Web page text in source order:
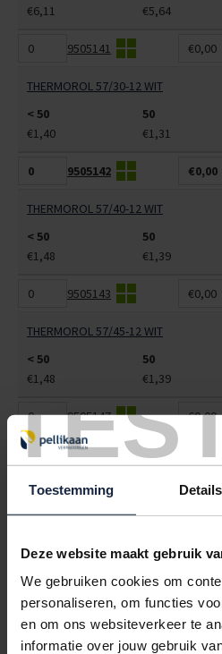
Toestemming Details
Deze website maakt gebruik
We gebruiken cookies om
personaliseren, om functies
en om ons websiteverkeer te
informatie over jouw gebruik
€6,11
€5,64
9505141 €0,00
THERMOROL 57/30-12 WIT
< 50
50
€1,40
€1,31
9505142 €0,00
THERMOROL 57/40-12 WIT
< 50
50
€1,48
€1,39
9505143 €0,00
THERMOROL 57/45-12 WIT
< 50
50
€1,48
€1,39
9505147 €0,00
THERMOROL 60/70-12 WIT
< 50
THERMOROL 60/90-40 WIT
< 50
50
€4,44
€4,07